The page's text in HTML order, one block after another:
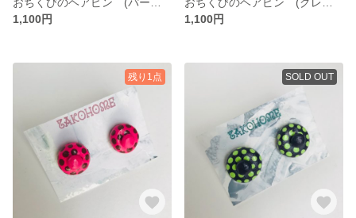
1,100円
1,100円
残り1点 SOLD OUT